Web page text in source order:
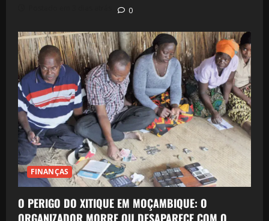
0
FINANÇAS
O PERIGO DO XITIQUE EM MOÇAMBIQUE: O